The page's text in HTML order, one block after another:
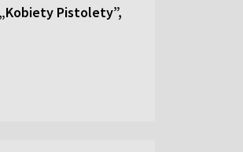
Pistolety”,